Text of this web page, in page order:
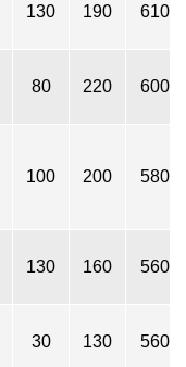
130 190 610
80 220 600
100 200 580
130 160 560
30 130 560